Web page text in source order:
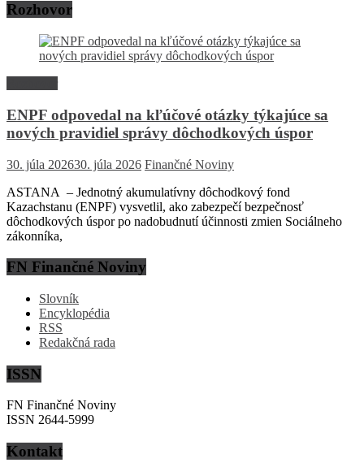
Rozhovor
ENPF odpovedal na kľúčové otázky týkajúce sa
nových pravidiel správy dôchodkových úspor
30. júla 202630. júla 2026 Finančné Noviny
ASTANA – Jednotný akumulatívny dôchodkový fond
Kazachstanu (ENPF) vysvetlil, ako zabezpečí bezpečnosť
dôchodkových úspor po nadobudnutí účinnosti zmien Sociálneho
zákonníka,
FN Finančné Noviny
Slovník
Encyklopédia
RSS
Redakčná rada
ISSN
FN Finančné Noviny
ISSN 2644-5999
Kontakt